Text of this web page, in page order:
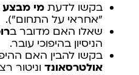
בקשו לדעת מי מבצע
"אחראי על התחום").
שאלו האם מדובר ב
הניסיון בהיפוכי עובר.
בקשו להבין האם
אולטרסאונד וניטור